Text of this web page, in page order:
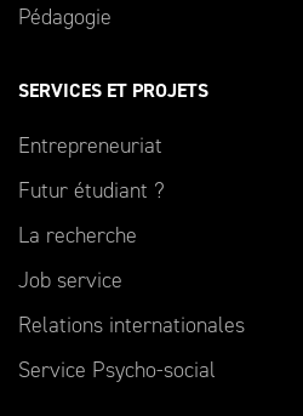
Pédagogie
SERVICES ET PROJETS
Entrepreneuriat
Futur étudiant ?
La recherche
Job service
Relations internationales
Service Psycho-social